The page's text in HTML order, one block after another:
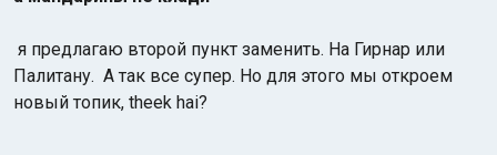
я предлагаю второй пункт заменить. На Гирнар или
Палитану. А так все супер. Но для этого мы откроем
новый топик, theek hai?